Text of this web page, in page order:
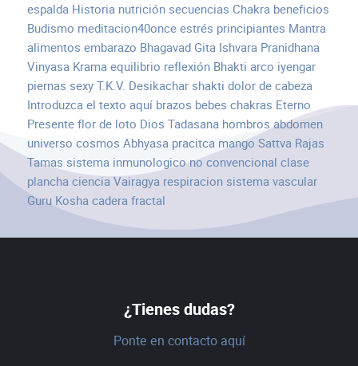
espalda Historia nutriciónsecuencias Chakra beneficios
Budismo meditacion40onceestrés principiantes Mantra
alimentos embarazo Bhagavad Gita Ishvara Pranidhana
Vinyasa Kramaequilibrio reflexión Bhakti arco iyengar
piernas sexyT.K.V. Desikacharshakti dolor de cabeza
Introduzca el texto aquí brazos bebes chakras Eterno
Presenteflor de loto Dios Tadasana hombros abdomen
universo cosmos Abhyasa pracitca mango Sattva Rajas
Tamas sistema inmunologicono convencional clase
planchacienciaVairagya respiracion sistema vascular
Guru Koshacaderafractal
¿Tienes dudas?
Ponte en contacto aquí